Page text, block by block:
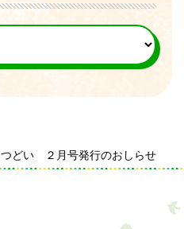
つどい ２月号発行のおしらせ